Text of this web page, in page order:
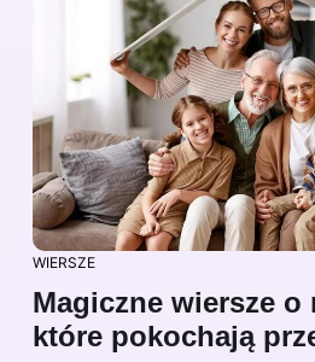
WIERSZE
Magiczne wiersze o
które pokochają